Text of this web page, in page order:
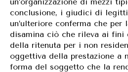
conclusione, i giudici di
un’ulteriore conferma che per
disamina ciò che rileva ai fini
della ritenuta per i non
oggettiva della prestazione a
forma del soggetto che la